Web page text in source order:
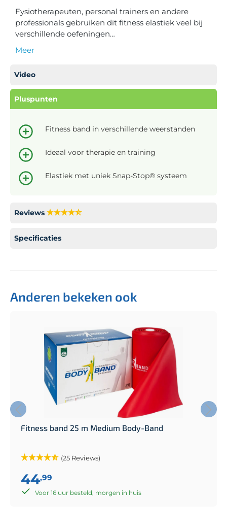
Fysiotherapeuten, personal trainers en andere
professionals gebruiken dit fitness elastiek veel bij
verschillende oefeningen…
Meer
Video
Pluspunten
Fitness band in verschillende weerstanden
Ideaal voor therapie en training
Elastiek met uniek Snap-Stop® systeem
Reviews
Specificaties
Anderen bekeken ook
Fitness band 25 m Medium Body-Band
(25 Reviews)
44,99
Voor 16 uur besteld, morgen in huis